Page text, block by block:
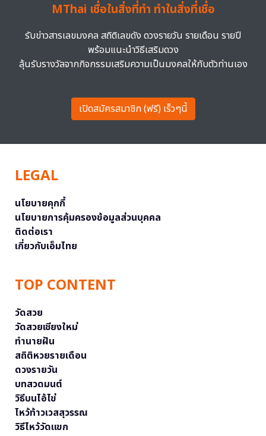
MThai เชื่อในสิ่งที่ทำ ทำในสิ่งที่เชื่อ
รับข่าวสารเลขมงคล สถิติเลขดัง ดวงรายวัน รายเดือน รายปี
พร้อมแนะนำวิธีเสริมดวง
ลุ้นรับรางวัลจากกิจกรรมเสริมความเป็นมงคลให้กับตัวท่านเอง
เปิดสมัครสมาชิก (ฟรี) เร็วๆนี้
LEGAL
นโยบายคุกกี้
นโยบายการคุ้มครองข้อมูลส่วนบุคคล
ติดต่อเรา
เกี่ยวกับเอ็มไทย
TOP CONTENT
วัดสวย
วัดสวยเชียงใหม่
ทำนายฝัน
สถิติหวยรายเดือน
ดวงรายวัน
บทสวดมนต์
วิธีบนไอ้ไข่
ไหว้ท้าวเวสสุวรรณ
วิธีไหว้วัดแขก